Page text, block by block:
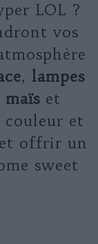
LOL ?
vos
, lampes
maïset
et
offrir un
sweet